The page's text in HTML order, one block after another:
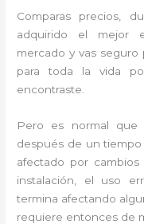
Comparas precios,
adquirido el mejor
mercado y vas
para toda la vida
encontraste.
Pero es normal que
después de un
afectado por
instalación, el uso
termina afectando
requiere entonces de